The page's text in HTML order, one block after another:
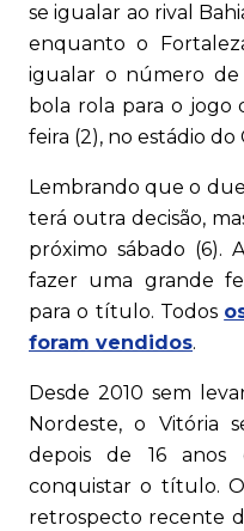
se igualar ao rival
enquanto o
igualar o número de
bola rola para o jogo
feira (2), no estádio do
Lembrando que o
terá outra decisão,
próximo sábado (6).
fazer uma grande
para o título. Todos
foram vendidos.
Desde 2010 sem
Nordeste, o Vitória
depois de 16 anos
conquistar o título.
retrospecto recente